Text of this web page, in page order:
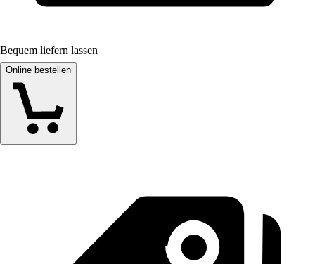
Bequem liefern lassen
Online bestellen